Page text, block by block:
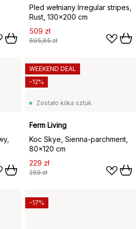
Pled wełniany Irregular stripes,
Rust, 130x200 cm
509 zł
695,65 zł
Zostało kilka sztuk
Ferm Living
Koc Skye, Sienna-parchment,
80x120 cm
229 zł
259 zł
WEEKEND DEAL
-12%
-17%